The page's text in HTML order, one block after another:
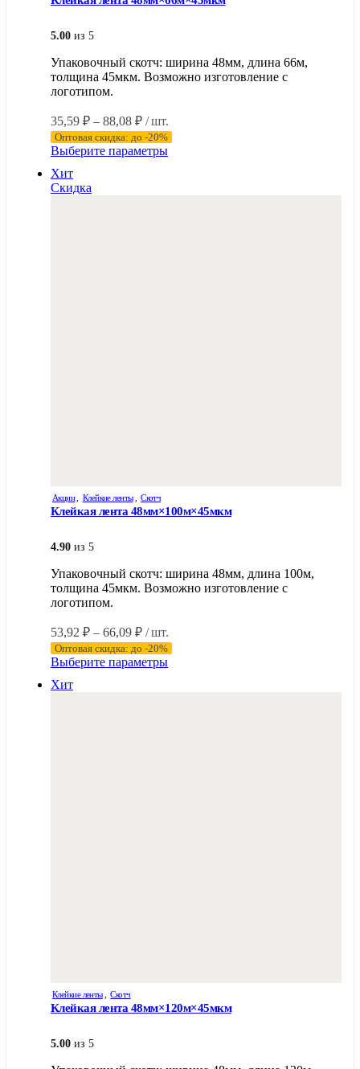
5.00 из 5
Упаковочный скотч: ширина 48мм, длина 66м,
толщина 45мкм. Возможно изготовление с
логотипом.
35,59 ₽ – 88,08 ₽Диапазон
цен:
35,59 ₽
/ шт.
Оптовая скидка: до -20%
Выберите параметрыЭтот
Хит
Скидка
Акции, Клейкие ленты , Скотч
Клейкая лента 48мм×100м×45мкм
4.90 из 5
Упаковочный скотч: ширина 48мм, длина 100м,
толщина 45мкм. Возможно изготовление с
логотипом.
53,92 ₽ – 66,09 ₽Диапазон
цен:
53,92 ₽
/ шт.
Оптовая скидка: до -20%
Выберите параметрыЭтот
Хит
Клейкие ленты, Скотч
Клейкая лента 48мм×120м×45мкм
5.00 из 5